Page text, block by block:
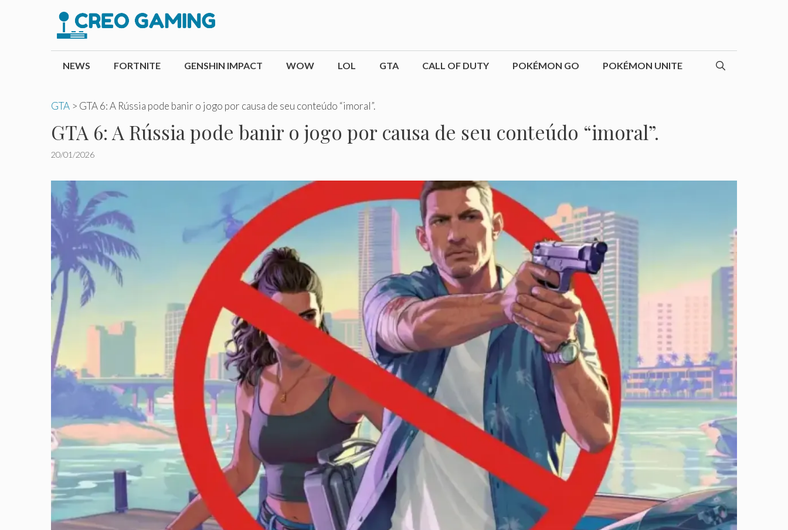
conteúdo
NEWS FORTNITE GENSHIN IMPACT WOW LOL GTA CALL OF DUTY POKÉMON GO POKÉMON UNITE
GTA > GTA 6: A Rússia pode banir o jogo por causa de seu conteúdo “imoral”.
GTA 6: A Rússia pode banir o jogo por causa de seu conteúdo “imoral”.
20/01/2026